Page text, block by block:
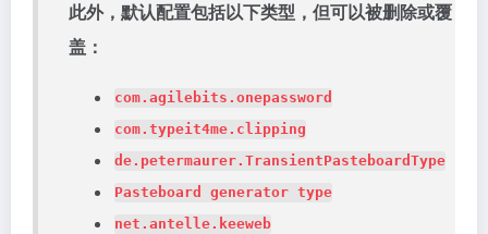
此外，默认配置包括以下类型，但可以被删除或覆
盖：
com.agilebits.onepassword
com.typeit4me.clipping
de.petermaurer.TransientPasteboardType
Pasteboard generator type
net.antelle.keeweb